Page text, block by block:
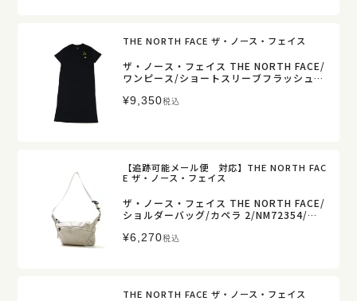
THE NORTH FACE ザ・ノース・フェイス
ザ・ノース・フェイス THE NORTH FACE/
ワンピース/ショートスリーブフラッシュド
2632/レディース【正規取扱】
¥9,350税込
【追跡可能メール便 対応】THE NORTH FAC
E ザ・ノース・フェイス
ザ・ノース・フェイス THE NORTH FACE/
ショルダーバッグ/カペラ 2/NM72354/メ
¥6,270税込
THE NORTH FACE ザ・ノース・フェイス